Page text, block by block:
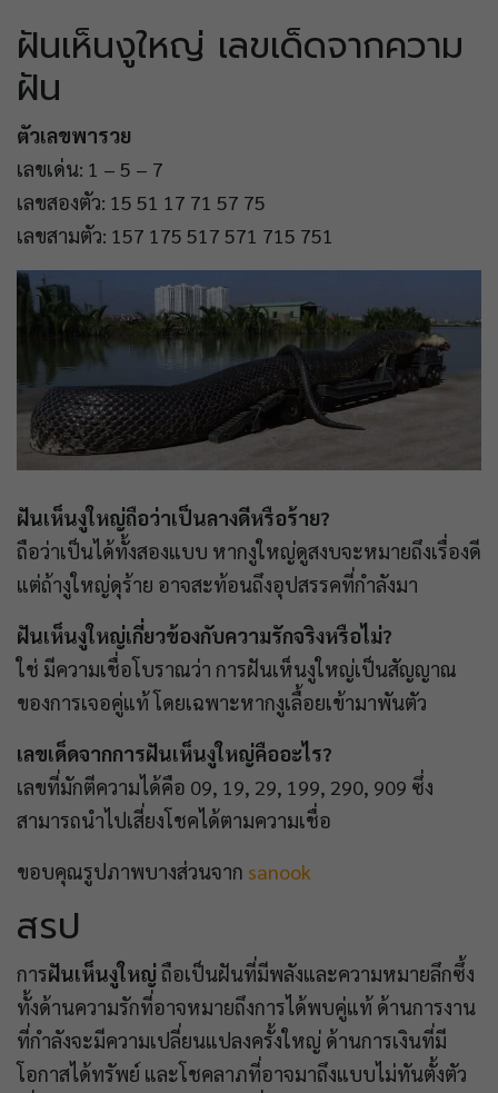
ฝันเห็นงูใหญ่ เลขเด็ดจากความ
ฝัน
ตัวเลขพารวย
เลขเด่น: 1 – 5 – 7
เลขสองตัว: 15 51 17 71 57 75
เลขสามตัว: 157 175 517 571 715 751
ฝันเห็นงูใหญ่ถือว่าเป็นลางดีหรือร้าย?
ถือว่าเป็นได้ทั้งสองแบบ หากงูใหญ่ดูสงบจะหมายถึงเรื่องดี
แต่ถ้างูใหญ่ดุร้าย อาจสะท้อนถึงอุปสรรคที่กำลังมา
ฝันเห็นงูใหญ่เกี่ยวข้องกับความรักจริงหรือไม่?
ใช่ มีความเชื่อโบราณว่า การฝันเห็นงูใหญ่เป็นสัญญาณ
ของการเจอคู่แท้ โดยเฉพาะหากงูเลื้อยเข้ามาพันตัว
เลขเด็ดจากการฝันเห็นงูใหญ่คืออะไร?
เลขที่มักตีความได้คือ 09, 19, 29, 199, 290, 909 ซึ่ง
สามารถนำไปเสี่ยงโชคได้ตามความเชื่อ
ขอบคุณรูปภาพบางส่วนจาก sanook
สรป
การฝันเห็นงูใหญ่ ถือเป็นฝันที่มีพลังและความหมายลึกซึ้ง
ทั้งด้านความรักที่อาจหมายถึงการได้พบคู่แท้ ด้านการงาน
ที่กำลังจะมีความเปลี่ยนแปลงครั้งใหญ่ ด้านการเงินที่มี
โอกาสได้ทรัพย์ และโชคลาภที่อาจมาถึงแบบไม่ทันตั้งตัว